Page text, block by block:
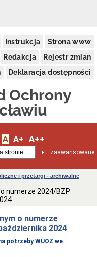
Instrukcja
Strona www
Redakcja
Rejestr zmian
Deklaracja dostępności
Ochrony
A A+ A++
zaawansowane
i przetargi - archiwalne
numerze 2024/BZP
o numerze
2024
potrzeby WUOZ we